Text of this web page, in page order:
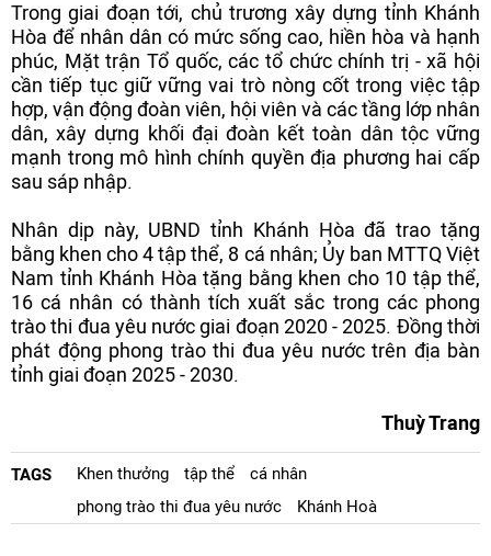
Trong giai đoạn tới, chủ trương xây dựng tỉnh Khánh
Hòa để nhân dân có mức sống cao, hiền hòa và hạnh
phúc, Mặt trận Tổ quốc, các tổ chức chính trị - xã hội
cần tiếp tục giữ vững vai trò nòng cốt trong việc tập
hợp, vận động đoàn viên, hội viên và các tầng lớp nhân
dân, xây dựng khối đại đoàn kết toàn dân tộc vững
mạnh trong mô hình chính quyền địa phương hai cấp
sau sáp nhập.
Nhân dịp này, UBND tỉnh Khánh Hòa đã trao tặng
bằng khen cho 4 tập thể, 8 cá nhân; Ủy ban MTTQ Việt
Nam tỉnh Khánh Hòa tặng bằng khen cho 10 tập thể,
16 cá nhân có thành tích xuất sắc trong các phong
trào thi đua yêu nước giai đoạn 2020 - 2025. Đồng thời
phát động phong trào thi đua yêu nước trên địa bàn
tỉnh giai đoạn 2025 - 2030.
Thuỳ Trang
TAGS Khen thưởng tập thể
cá nhân
phong trào thi đua yêu nước
Khánh Hoà